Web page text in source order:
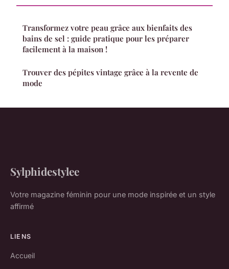
Transformez votre peau grâce aux bienfaits des
bains de sel : guide pratique pour les préparer
facilement à la maison !
Trouver des pépites vintage grâce à la revente de
mode
Sylphidestylee
Votre magazine féminin pour une mode inspirée et un style
affirmé
LIENS
Accueil